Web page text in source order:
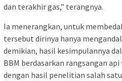
dan terakhir gas,” terangnya.
Ia menerangkan, untuk
tersebut dirinya hanya
demikian, hasil kesimpulannya
BBM berdasarkan rangsangan
dengan hasil penelitian salah